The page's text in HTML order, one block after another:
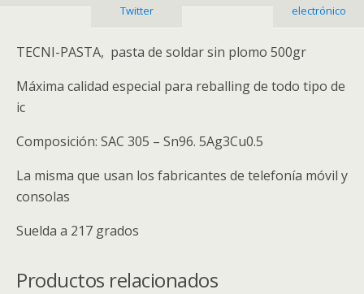
Twitter
electrónico
TECNI-PASTA, pasta de soldar sin plomo 500gr
Máxima calidad especial para reballing de todo tipo de
ic
Composición: SAC 305 – Sn96. 5Ag3Cu0.5
La misma que usan los fabricantes de telefonía móvil y
consolas
Suelda a 217 grados
Productos relacionados